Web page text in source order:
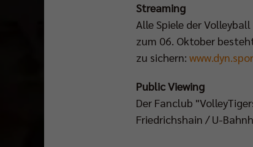
Streaming
Alle Spiele der
zum 06. Oktober
zu sichern:
Public Viewing
Der Fanclub
Friedrichshain / U-